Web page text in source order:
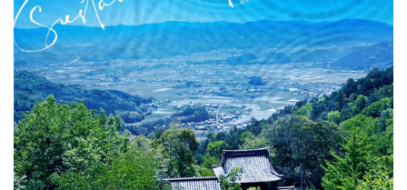
DEEPLOGとは
プライバシーポリシー
お問い合わせ